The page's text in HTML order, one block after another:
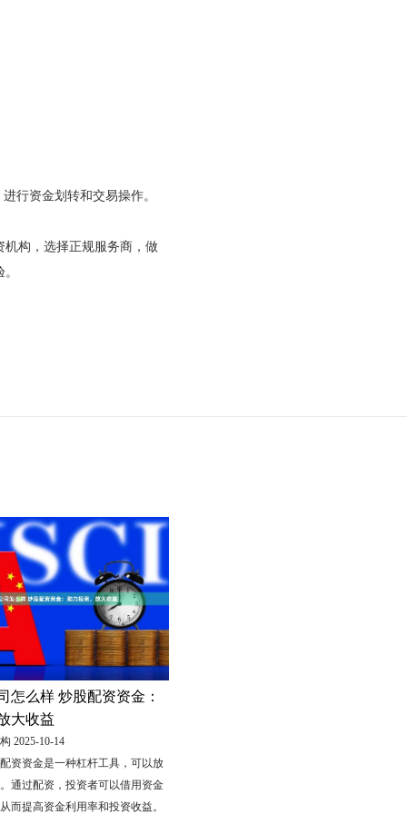
行资金划转和交易操作。
构，选择正规服务商，做
怎么样 炒股配资资金：
大收益
2025-10-14
资资金是一种杠杆工具，可以放
通过配资，投资者可以借用资金
而提高资金利用率和投资收益。